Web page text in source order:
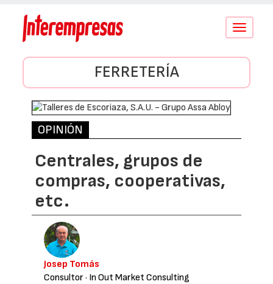
Conmutar
FERRETERÍA
OPINIÓN
Centrales, grupos de
compras, cooperativas,
etc.
Josep Tomás
Consultor · In Out Market Consulting